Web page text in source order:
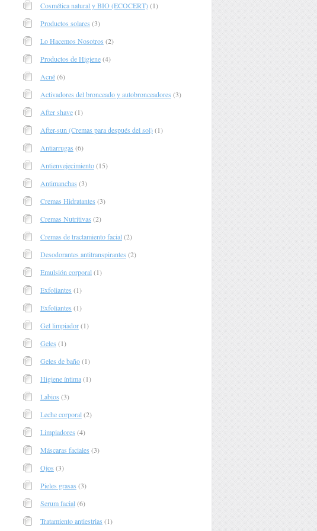
Cosmética natural y BIO (ECOCERT)(1)
Productos solares (3)
Lo Hacemos Nosotros (2)
Productos de Higiene(4)
Acné(6)
Activadores del bronceado y autobronceadores (3)
After shave(1)
After-sun (Cremas para después del sol)(1)
Antiarrugas (6)
Antienvejecimiento(15)
Antimanchas (3)
Cremas Hidratantes (3)
Cremas Nutritivas (2)
Cremas de tractamiento facial(2)
Desodorantes antitranspirantes (2)
Emulsión corporal(1)
Exfoliantes (1)
Exfoliantes (1)
Gel limpiador(1)
Geles (1)
Geles de baño(1)
Higiene íntima(1)
Labios (3)
Leche corporal(2)
Limpiadores (4)
Máscaras faciales (3)
Ojos (3)
Pieles grasas (3)
Serum facial(6)
Tratamiento antiestrias (1)